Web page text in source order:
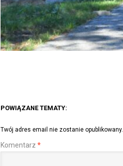
POWIĄZANE TEMATY:
Twój adres email nie zostanie opublikowany.
Komentarz *